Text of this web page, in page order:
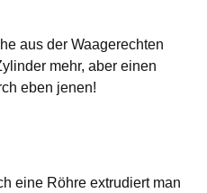
aus der Waagerechten
mehr, aber einen
eben jenen!
eine Röhre extrudiert man